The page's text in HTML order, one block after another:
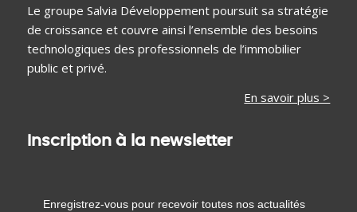
Le groupe Salvia Développement poursuit sa stratégie
de croissance et couvre ainsi l’ensemble des besoins
technologiques des professionnels de l’immobilier
public et privé.
En savoir plus >
Inscription à la newsletter
Enregistrez-vous pour recevoir toutes nos actualités